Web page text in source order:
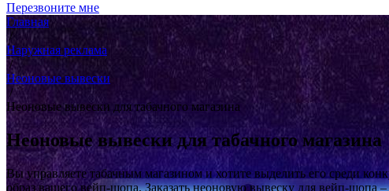
Перезвоните мне
Главная
/
Наружная реклама
/
Неоновые вывески
/
Неоновые вывески для табачного магазина
Неоновые вывески для табачного магазина
Вы управляете табачным магазином и хотите выделить его среди
образ вашего вейп-шопа. Заказать неоновую вывеску для вейп-шопа